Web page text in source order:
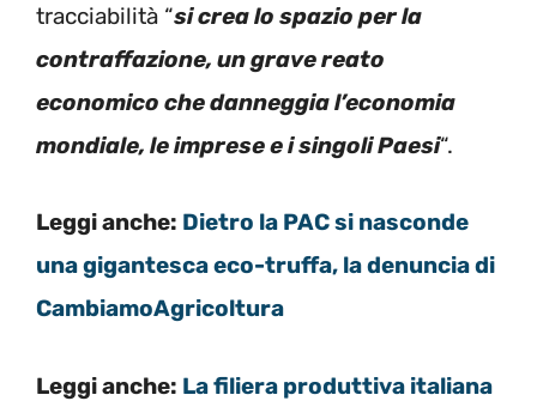
tracciabilità “si crea lo spazio per la
contraffazione, un grave reato
economico che danneggia l’economia
mondiale, le imprese e i singoli Paesi“.
Leggi anche: Dietro la PAC si nasconde
una gigantesca eco-truffa, la denuncia di
CambiamoAgricoltura
Leggi anche: La filiera produttiva italiana